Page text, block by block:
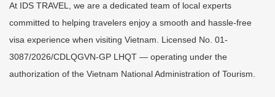
At IDS TRAVEL, we are a dedicated team of local experts
committed to helping travelers enjoy a smooth and hassle-free
visa experience when visiting Vietnam. Licensed No. 01-
3087/2026/CDLQGVN-GP LHQT — operating under the
authorization of the Vietnam National Administration of Tourism.